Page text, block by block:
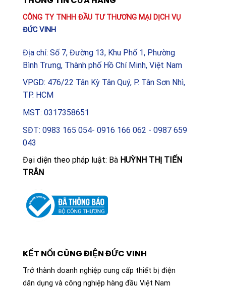
CÔNG TY TNHH ĐẦU TƯ THƯƠNG MẠI DỊCH VỤ
ĐỨC VINH
Địa chỉ: Số 7, Đường 13, Khu Phố 1, Phường
Bình Trưng, Thành phố Hồ Chí Minh, Việt Nam
VPGD: 476/22 Tân Kỳ Tân Quý, P. Tân Sơn Nhì,
TP. HCM
MST: 0317358651
SĐT: 0983 165 054- 0916 166 062 - 0987 659
043
Đại diện theo pháp luật: Bà HUỲNH THỊ TIẾN
TRÂN
KẾT NỐI CÙNG ĐIỆN ĐỨC VINH
Trở thành doanh nghiệp cung cấp thiết bị điện
dân dụng và công nghiệp hàng đầu Việt Nam